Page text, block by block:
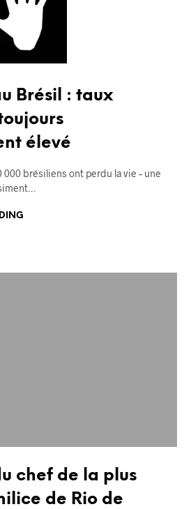
Brésil : taux
élevé
000 brésiliens ont perdu la vie – une
chef de la plus
de Rio de